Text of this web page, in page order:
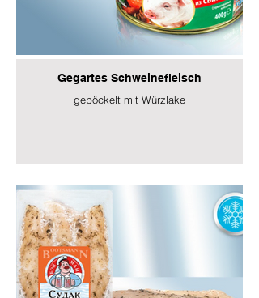
Gegartes Schweinefleisch
gepöckelt mit Würzlake